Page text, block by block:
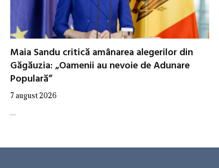
Maia Sandu critică amânarea alegerilor din
Găgăuzia: „Oamenii au nevoie de Adunare
Populară”
7 august 2026
…